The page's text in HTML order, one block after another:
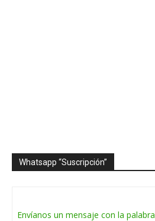
Whatsapp “Suscripción”
Envíanos un mensaje con la palabra